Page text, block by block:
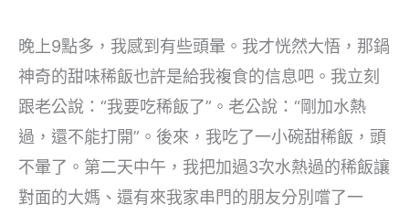
晚上9點多，我感到有些頭暈。我才恍然大悟，那鍋
神奇的甜味稀飯也許是給我複食的信息吧。我立刻
跟老公說：“我要吃稀飯了”。老公說：“剛加水熱
過，還不能打開”。後來，我吃了一小碗甜稀飯，頭
不暈了。第二天中午，我把加過3次水熱過的稀飯讓
對面的大媽、還有來我家串門的朋友分別嚐了一